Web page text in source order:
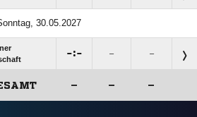
30.05.2027
: – –
– – –